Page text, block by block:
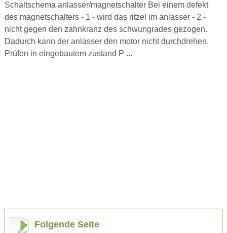
Schaltschema anlasser/magnetschalter Bei einem defekt
des magnetschalters - 1 - wird das ritzel im anlasser - 2 -
nicht gegen den zahnkranz des schwungrades gezogen.
Dadurch kann der anlasser den motor nicht durchdrehen.
Prüfen in eingebautem zustand P ...
Folgende Seite